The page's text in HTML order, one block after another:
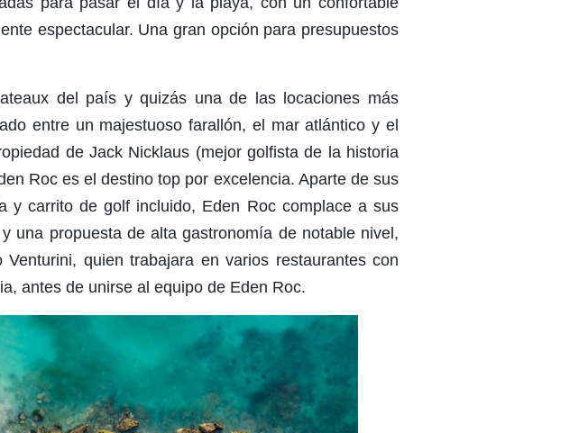
espectacular. Una gran opción para presupuestos
del país y quizás una de las locaciones más
entre un majestuoso farallón, el mar atlántico y el
de Jack Nicklaus (mejor golfista de la historia
Roc es el destino top por excelencia. Aparte de sus
y carrito de golf incluido, Eden Roc complace a sus
una propuesta de alta gastronomía de notable nivel,
quien trabajara en varios restaurantes con
antes de unirse al equipo de Eden Roc.